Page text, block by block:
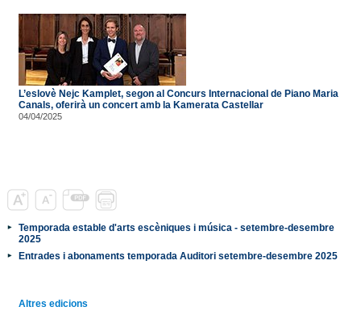
L’eslovè Nejc Kamplet, segon al Concurs Internacional de Piano Maria
Canals, oferirà un concert amb la Kamerata Castellar
04/04/2025
Temporada estable d'arts escèniques i música - setembre-desembre
2025
Entrades i abonaments temporada Auditori setembre-desembre 2025
Altres edicions